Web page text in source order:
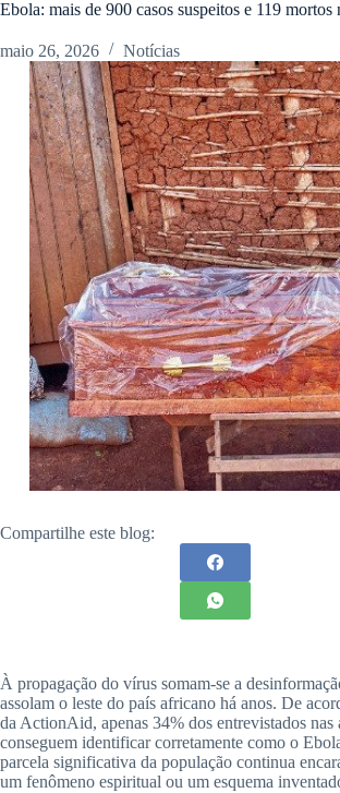
Ebola: mais de 900 casos suspeitos e 119 mortos
maio 26, 2026 Notícias
Compartilhe este blog:
À propagação do vírus somam-se a
assolam o leste do país africano há anos. De
da ActionAid, apenas 34% dos entrevistados nas
conseguem identificar corretamente como o
parcela significativa da população continua
um fenômeno espiritual ou um esquema